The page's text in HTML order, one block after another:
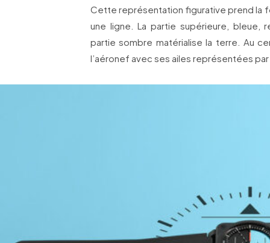
Cette représentation figurative prend la
une ligne. La partie supérieure, bleue,
partie sombre matérialise la terre. Au
l’aéronef avec ses ailes représentées